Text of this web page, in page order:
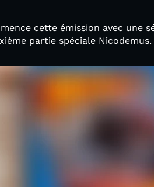
cette émission avec une
partie spéciale Nicodemus.